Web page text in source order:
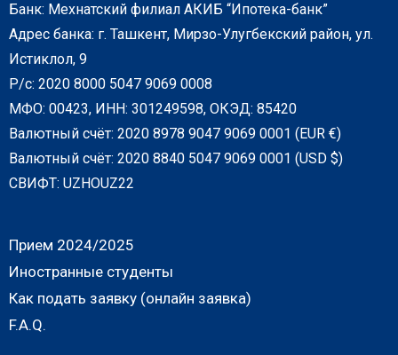
Банк: Мехнатский филиал АКИБ “Ипотека-банк”
Адрес банка: г. Ташкент, Мирзо-Улугбекский район, ул.
Истиклол, 9
Р/с: 2020 8000 5047 9069 0008
МФО: 00423, ИНН: 301249598, ОКЭД: 85420
Валютный счёт: 2020 8978 9047 9069 0001 (EUR €)
Валютный счёт: 2020 8840 5047 9069 0001 (USD $)
СВИФТ: UZHOUZ22
Прием 2024/2025
Иностранные студенты
Как подать заявку (онлайн заявка)
F.A.Q.